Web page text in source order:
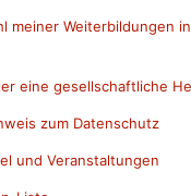
meiner Weiterbildungen
eine gesellschaftliche
zum Datenschutz
und Veranstaltungen